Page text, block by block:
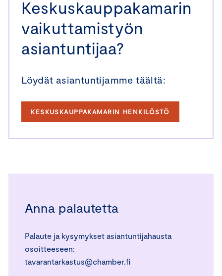
Anna palautetta
Palaute ja kysymykset asiantuntijahausta
osoitteeseen:
tavarantarkastus@chamber.fi
Keskuskauppakamarin
vaikuttamistyön
asiantuntijaa?
Löydät asiantuntijamme täältä:
KESKUSKAUPPAKAMARIN HENKILÖSTÖ